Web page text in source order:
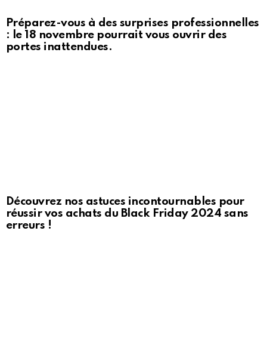
Préparez-vous à des surprises professionnelles
: le 18 novembre pourrait vous ouvrir des
portes inattendues.
Découvrez nos astuces incontournables pour
réussir vos achats du Black Friday 2024 sans
erreurs !